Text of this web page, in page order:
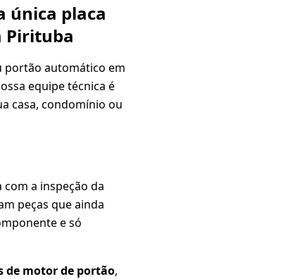
única placa
Pirituba
portão automático em
equipe técnica é
casa, condomínio ou
a inspeção da
peças que ainda
e só
de motor de portão,